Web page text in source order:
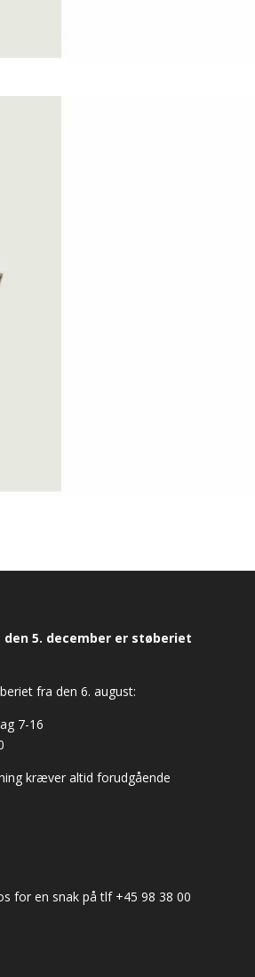
den 5. december er støberiet
fra den 6. august:
7-16
kræver altid forudgående
for en snak på tlf +45 98 38 00